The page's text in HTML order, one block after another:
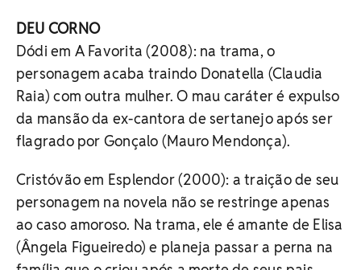
DEU CORNO
Dódi em A Favorita (2008): na trama, o
personagem acaba traindo Donatella (Claudia
Raia) com outra mulher. O mau caráter é expulso
da mansão da ex-cantora de sertanejo após ser
flagrado por Gonçalo (Mauro Mendonça).
Cristóvão em Esplendor (2000): a traição de seu
personagem na novela não se restringe apenas
ao caso amoroso. Na trama, ele é amante de Elisa
(Ângela Figueiredo) e planeja passar a perna na